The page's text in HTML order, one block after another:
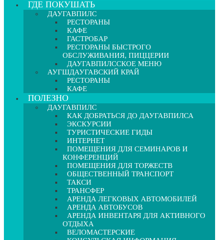
ГДЕ ПОКУШАТЬ
ДАУГАВПИЛС
РЕСТОРАНЫ
КАФЕ
ГАСТРОБАР
РЕСТОРАНЫ БЫСТРОГО
ОБСЛУЖИВАНИЯ, ПИЦЦЕРИИ
ДАУГАВПИЛССКОЕ МЕНЮ
АУГШДАУГАВСКИЙ КРАЙ
РЕСТОРАНЫ
КАФЕ
ПОЛЕЗНО
ДАУГАВПИЛС
КАК ДОБРАТЬСЯ ДО ДАУГАВПИЛСА
ЭКСКУРСИИ
ТУРИСТИЧЕСКИЕ ГИДЫ
ИНТЕРНЕТ
ПОМЕЩЕНИЯ ДЛЯ СЕМИНАРОВ И
КОНФЕРЕНЦИЙ
ПОМЕЩЕНИЯ ДЛЯ ТОРЖЕСТВ
ОБЩЕСТВЕННЫЙ ТРАНСПОРТ
ТАКСИ
ТРАНСФЕР
АРЕНДА ЛЕГКОВЫХ АВТОМОБИЛЕЙ
АРЕНДА АВТОБУСОВ
АРЕНДА ИНВЕНТАРЯ ДЛЯ АКТИВНОГО
ОТДЫХА
ВЕЛОМАСТЕРСКИЕ